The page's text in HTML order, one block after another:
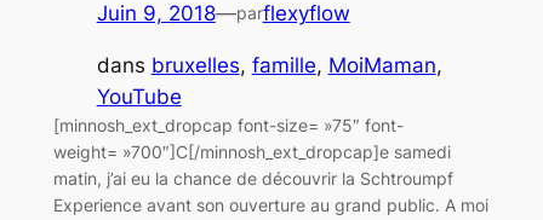
Juin 9, 2018—parflexyflow
dans bruxelles, famille, MoiMaman
YouTube
[minnosh_ext_dropcap font-size= »75″ font-
weight= »700″]C[/minnosh_ext_dropcap]e samedi
matin, j’ai eu la chance de découvrir la Schtroumpf
Experience avant son ouverture au grand public. A moi